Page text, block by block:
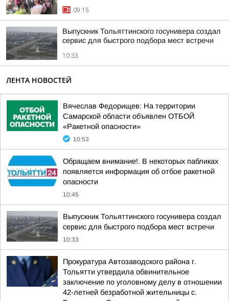
09:15
Выпускник Тольяттинского госунивера создал
сервис для быстрого подбора мест встречи
10:33
ЛЕНТА НОВОСТЕЙ
Вячеслав Федорищев: На территории
Самарской области объявлен ОТБОЙ
«Ракетной опасности»
10:53
Обращаем внимание!. В некоторых пабликах
появляется информация об отбое ракетной
опасности
10:45
Выпускник Тольяттинского госунивера создал
сервис для быстрого подбора мест встречи
10:33
Прокуратура Автозаводского района г.
Тольятти утвердила обвинительное
заключение по уголовному делу в отношении
42-летней безработной жительницы с.